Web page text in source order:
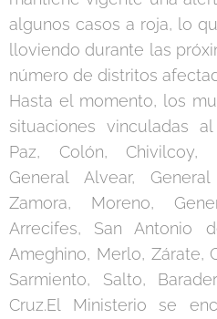
algunos casos a roja, lo
lloviendo durante las
número de distritos
Hasta el momento, los
situaciones vinculadas
Paz, Colón, Chivilcoy,
General Alvear,
Zamora, Moreno,
Arrecifes, San Antonio
Ameghino, Merlo, Zárate,
Sarmiento, Salto,
Cruz.El Ministerio se